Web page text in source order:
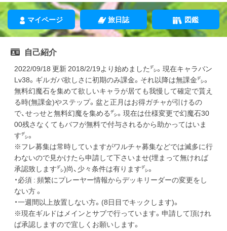
マイページ 旅日誌 図鑑
自己紹介
2022/09/18 更新 2018/2/19より始めました㌥。現在キャラバン
Lv38。ギルガバ欲しさに初期のみ課金。それ以降は無課金㌥。
無料幻魔石を集めて欲しいキャラが居ても我慢して確定で貰え
る時(無課金)やステップ。盆と正月はお得ガチャが引けるの
で、せっせと無料幻魔を集める㌥。現在は仕様変更で幻魔石30
00残さなくてもバフが無料で付与されるから助かってはいま
す㌥。
※フレ募集は常時していますがワルチャ募集などでは滅多に行
わないので見かけたら申請して下さいませ(埋まって無ければ
承認致します㌥)尚、少々条件は有ります㌥。
・必須 : 頻繁にプレーヤー情報からデッキリーダーの変更をし
ない方 。
・一週間以上放置しない方。(8日目でキックします)。
※現在ギルドはメインとサブで行っています。申請して頂けれ
ば承認しますので宜しくお願いします。